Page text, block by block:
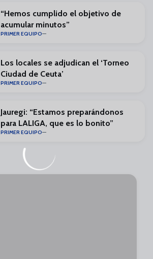
“Hemos cumplido el objetivo de
acumular minutos”
PRIMER EQUIPO
Los locales se adjudican el ‘Torneo
Ciudad de Ceuta’
PRIMER EQUIPO
Jauregi: “Estamos preparándonos
para LALIGA, que es lo bonito”
PRIMER EQUIPO